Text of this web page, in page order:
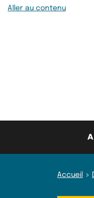
Aller au contenu
Accueil